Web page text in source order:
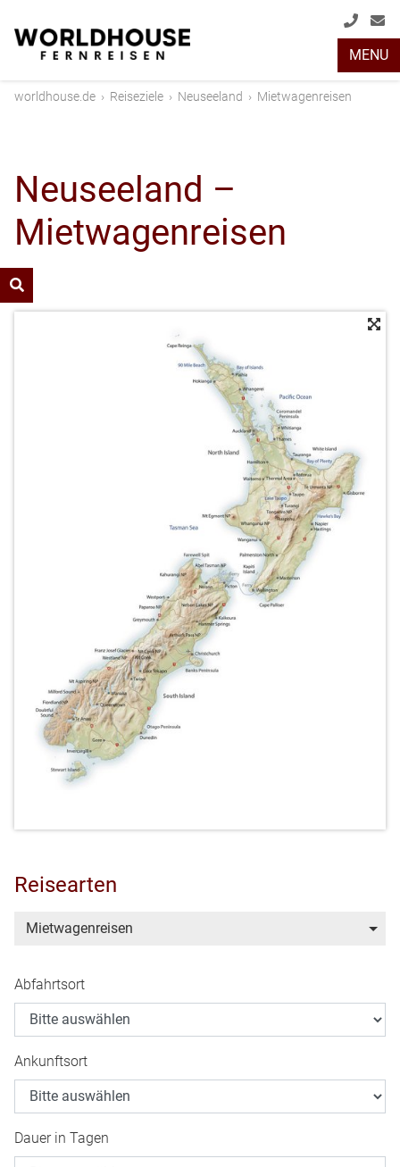
+49
(0)
2048
MENU
worldhouse.de › Reiseziele › Neuseeland › Mietwagenreisen
Neuseeland –
Mietwagenreisen
Reisearten
Mietwagenreisen
Abfahrtsort
Ankunftsort
Dauer in Tagen